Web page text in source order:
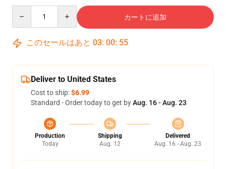
カートに追加
このセールはあと 03: 00: 54
Deliver to United States
Cost to ship:$6.99
Standard - Order today to get byAug. 16 - Aug. 23
Production
Today
Shipping
Aug. 12
Delivered
Aug. 16 - Aug. 23